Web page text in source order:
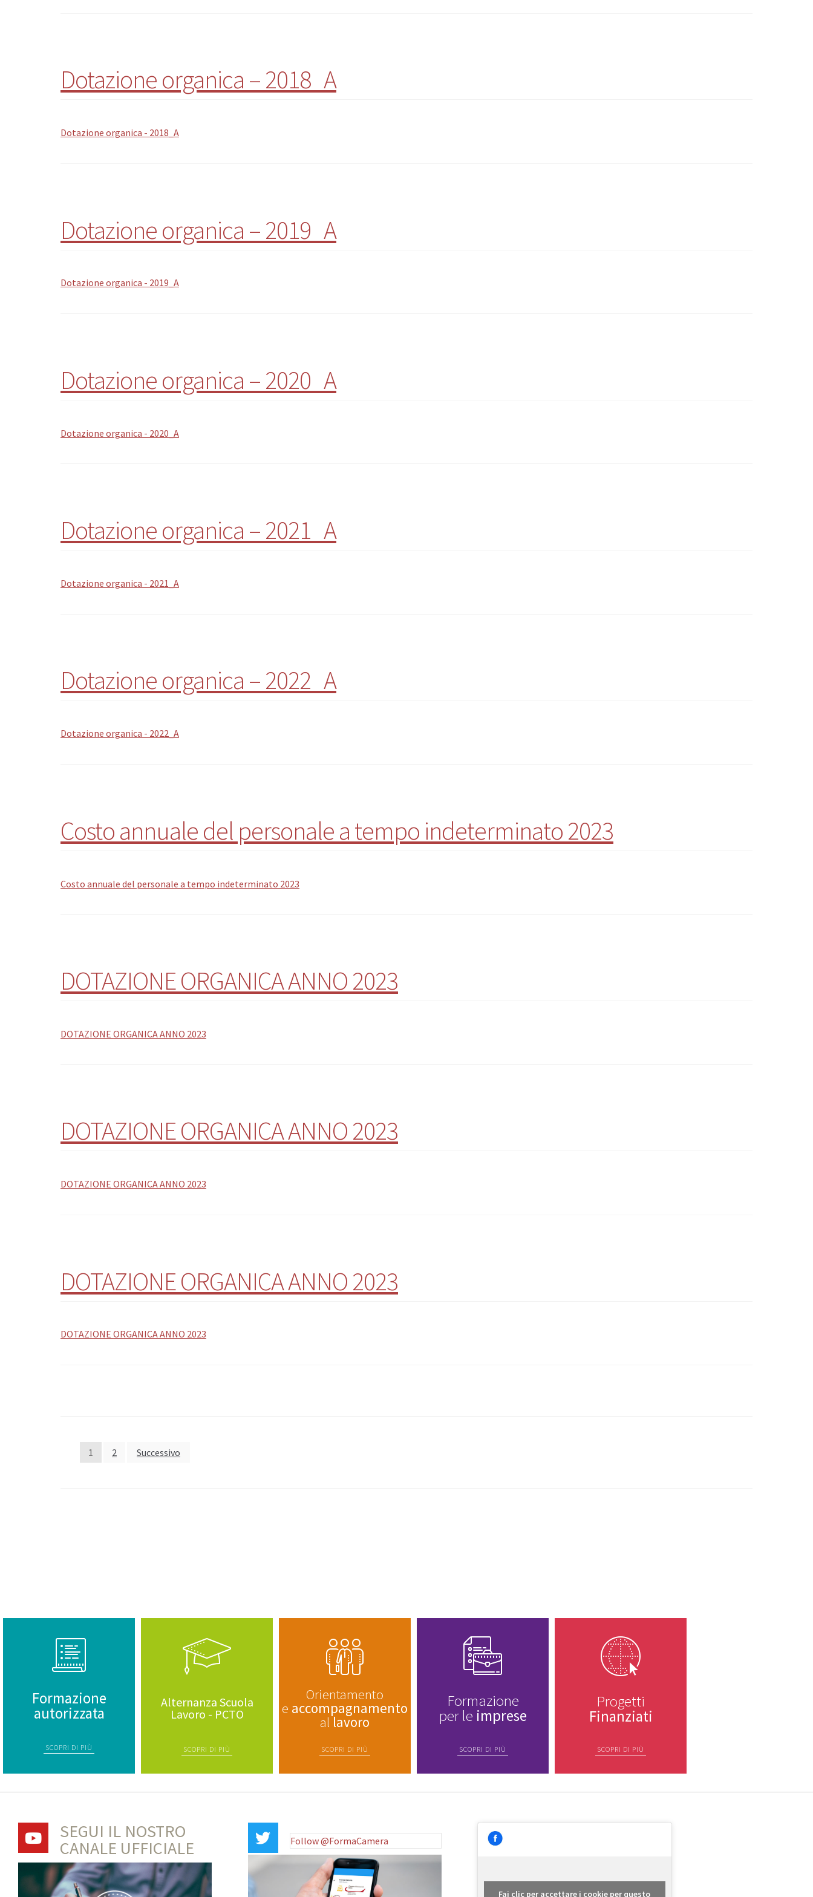
Dotazione organica – 2018_A
Dotazione organica - 2018_A
Dotazione organica – 2019_A
Dotazione organica - 2019_A
Dotazione organica – 2020_A
Dotazione organica - 2020_A
Dotazione organica – 2021_A
Dotazione organica - 2021_A
Dotazione organica – 2022_A
Dotazione organica - 2022_A
Costo annuale del personale a tempo indeterminato 2023
Costo annuale del personale a tempo indeterminato 2023
DOTAZIONE ORGANICA ANNO 2023
DOTAZIONE ORGANICA ANNO 2023
DOTAZIONE ORGANICA ANNO 2023
DOTAZIONE ORGANICA ANNO 2023
DOTAZIONE ORGANICA ANNO 2023
DOTAZIONE ORGANICA ANNO 2023
1 2 Successivo
Formazione
autorizzata
SCOPRI DI PIÙ
Alternanza Scuola
Lavoro - PCTO
SCOPRI DI PIÙ
Orientamento
e accompagnamento
allavoro
SCOPRI DI PIÙ
Formazione
per le imprese
SCOPRI DI PIÙ
Progetti
Finanziati
SCOPRI DI PIÙ
SEGUI IL NOSTRO
CANALE UFFICIALE Follow @FormaCamera
Fai clic per accettare i cookie per questo